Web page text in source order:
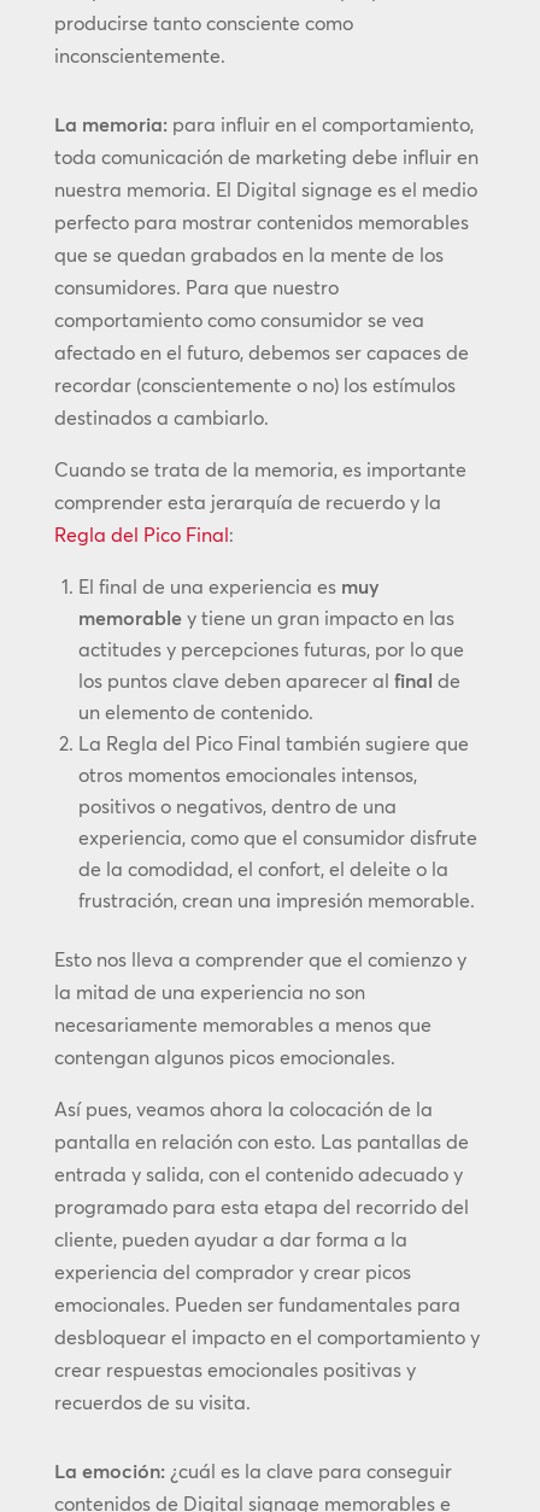
producirse tanto consciente como
inconscientemente.
La memoria: para influir en el comportamiento,
toda comunicación de marketing debe influir en
nuestra memoria. El Digital signage es el medio
perfecto para mostrar contenidos memorables
que se quedan grabados en la mente de los
consumidores. Para que nuestro
comportamiento como consumidor se vea
afectado en el futuro, debemos ser capaces de
recordar (conscientemente o no) los estímulos
destinados a cambiarlo.
Cuando se trata de la memoria, es importante
comprender esta jerarquía de recuerdo y la
Regla del Pico Final:
El final de una experiencia es muy
memorabley tiene un gran impacto en las
actitudes y percepciones futuras, por lo que
los puntos clave deben aparecer al final de
un elemento de contenido.
La Regla del Pico Final también sugiere que
otros momentos emocionales intensos,
positivos o negativos, dentro de una
experiencia, como que el consumidor disfrute
de la comodidad, el confort, el deleite o la
frustración, crean una impresión memorable.
Esto nos lleva a comprender que el comienzo y
la mitad de una experiencia no son
necesariamente memorables a menos que
contengan algunos picos emocionales.
Así pues, veamos ahora la colocación de la
pantalla en relación con esto. Las pantallas de
entrada y salida, con el contenido adecuado y
programado para esta etapa del recorrido del
cliente, pueden ayudar a dar forma a la
experiencia del comprador y crear picos
emocionales. Pueden ser fundamentales para
desbloquear el impacto en el comportamiento y
crear respuestas emocionales positivas y
recuerdos de su visita.
La emoción: ¿cuál es la clave para conseguir
contenidos de Digital signage memorables e